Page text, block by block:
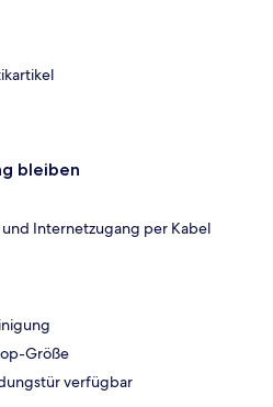
bleiben
und Internetzugang per Kabel
Größe
verfügbar